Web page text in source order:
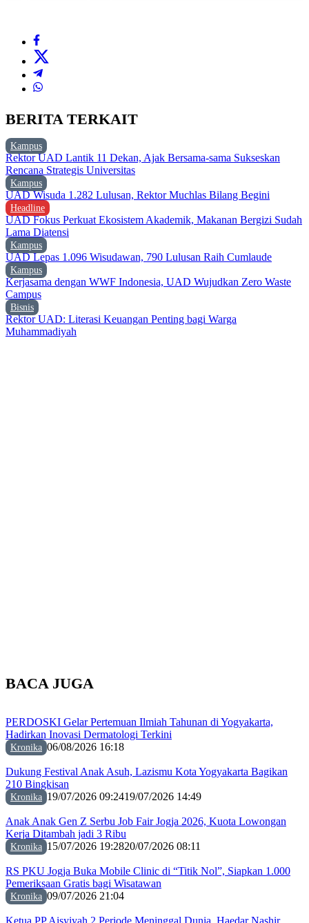
BERITA TERKAIT
Kampus
Rektor UAD Lantik 11 Dekan, Ajak Bersama-sama Sukseskan
Rencana Strategis Universitas
Kampus
UAD Wisuda 1.282 Lulusan, Rektor Muchlas Bilang Begini
Headline
UAD Fokus Perkuat Ekosistem Akademik, Makanan Bergizi Sudah
Lama Diatensi
Kampus
UAD Lepas 1.096 Wisudawan, 790 Lulusan Raih Cumlaude
Kampus
Kerjasama dengan WWF Indonesia, UAD Wujudkan Zero Waste
Campus
Bisnis
Rektor UAD: Literasi Keuangan Penting bagi Warga
Muhammadiyah
BACA JUGA
PERDOSKI Gelar Pertemuan Ilmiah Tahunan di Yogyakarta,
Hadirkan Inovasi Dermatologi Terkini
Kronika 06/08/2026 16:18
Dukung Festival Anak Asuh, Lazismu Kota Yogyakarta Bagikan
210 Bingkisan
Kronika 19/07/2026 09:2419/07/2026 14:49
Anak Anak Gen Z Serbu Job Fair Jogja 2026, Kuota Lowongan
Kerja Ditambah jadi 3 Ribu
Kronika 15/07/2026 19:2820/07/2026 08:11
RS PKU Jogja Buka Mobile Clinic di “Titik Nol”, Siapkan 1.000
Pemeriksaan Gratis bagi Wisatawan
Kronika 09/07/2026 21:04
Ketua PP Aisyiyah 2 Periode Meninggal Dunia, Haedar Nashir